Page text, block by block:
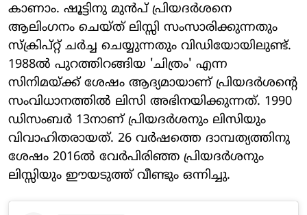
കാണാം. ഷൂട്ടിനു മുൻപ് പ്രിയദർശനെ
ആലിംഗനം ചെയ്ത് ലിസ്സി സംസാരിക്കുന്നതും
സ്‌ക്രിപ്റ്റ് ചർച്ച ചെയ്യുന്നതും വിഡിയോയിലുണ്ട്.
1988ൽ പുറത്തിറങ്ങിയ 'ചിത്രം' എന്ന
സിനിമയ്ക്ക് ശേഷം ആദ്യമായാണ് പ്രിയദർശന്റെ
സംവിധാനത്തിൽ ലിസി അഭിനയിക്കുന്നത്. 1990
ഡിസംബർ 13നാണ് പ്രിയദർശനും ലിസിയും
വിവാഹിതരായത്. 26 വർഷത്തെ ദാമ്പത്യത്തിനു
ശേഷം 2016ൽ വേർപിരിഞ്ഞ പ്രിയദർശനും
ലിസ്സിയും ഈയടുത്ത് വീണ്ടും ഒന്നിച്ചു.